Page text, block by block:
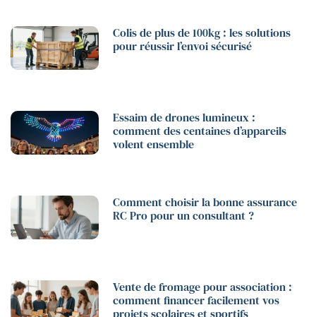
Colis de plus de 100kg : les solutions
pour réussir l’envoi sécurisé
Essaim de drones lumineux :
comment des centaines d’appareils
volent ensemble
Comment choisir la bonne assurance
RC Pro pour un consultant ?
Vente de fromage pour association :
comment financer facilement vos
projets scolaires et sportifs